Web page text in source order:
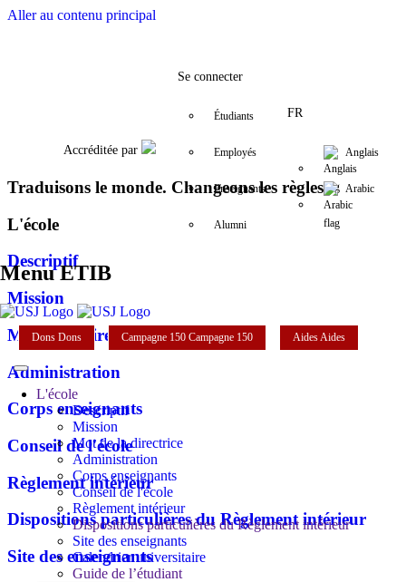
Aller au contenu principal
FacebookTwitter
Accréditée par
Se connecter
Étudiants
Employés
Enseignants
Alumni
FR
Anglais
Arabic
Menu ETIB
Dons Dons Campagne 150 Campagne 150 AidesAides
L'école
Descriptif
Mission
Mot de la directrice
Administration
Corps enseignants
Conseil de l'école
Règlement intérieur
Dispositions particulières du Règlement intérieur
Site des enseignants
Calendrier universitaire
Guide de l’étudiant
Traduisons le monde. Changeons les règles
L'école
Descriptif
Mission
Mot de la directrice
Administration
Corps enseignants
Conseil de l'école
Règlement intérieur
Dispositions particulières du Règlement intérieur
Site des enseignants